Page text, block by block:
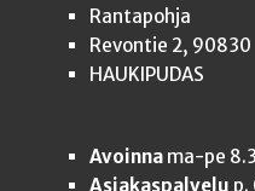
Rantapohja
Revontie 2, 90830
HAUKIPUDAS
Avoinnama-pe
Asiakaspalvelu p.